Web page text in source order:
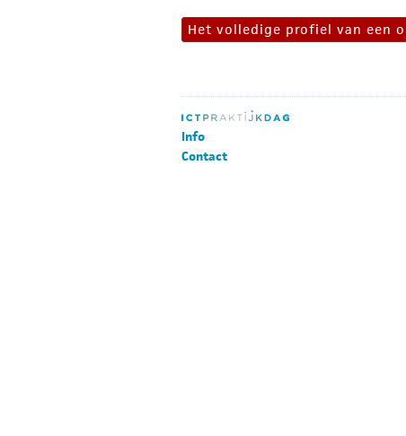
Het volledige profiel van een
Info
Contact